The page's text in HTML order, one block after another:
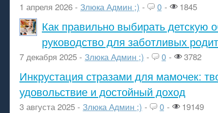
1 апреля 2026 - Злюка Админ ;) - 0 - 1845
Как правильно выбирать детскую
руководство для заботливых
7 декабря 2025 - Злюка Админ ;) - 0 - 3782
Инкрустация стразами для мамочек:
удовольствие и достойный доход
3 августа 2025 - Злюка Админ ;) - 0 - 19149